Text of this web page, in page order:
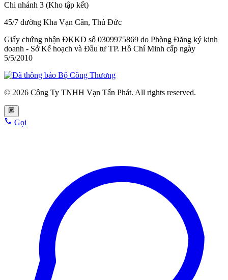
Chi nhánh 3 (Kho tập kết)
45/7 đường Kha Vạn Cân, Thủ Đức
Giấy chứng nhận ĐKKD số 0309975869 do Phòng Đăng ký kinh
doanh - Sở Kế hoạch và Đầu tư TP. Hồ Chí Minh cấp ngày
5/5/2010
© 2026 Công Ty TNHH Vạn Tấn Phát. All rights reserved.
Gọi